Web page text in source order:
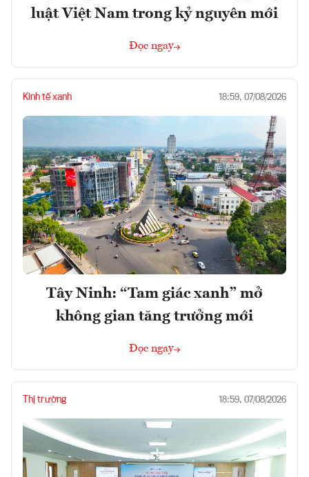
luật Việt Nam trong kỷ nguyên mới
Đọc ngay
Kinh tế xanh 18:59, 07/08/2026
Tây Ninh: “Tam giác xanh” mở
không gian tăng trưởng mới
Đọc ngay
Thị trường 18:59, 07/08/2026